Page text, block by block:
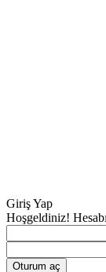
Giriş Yap
Hoşgeldiniz!